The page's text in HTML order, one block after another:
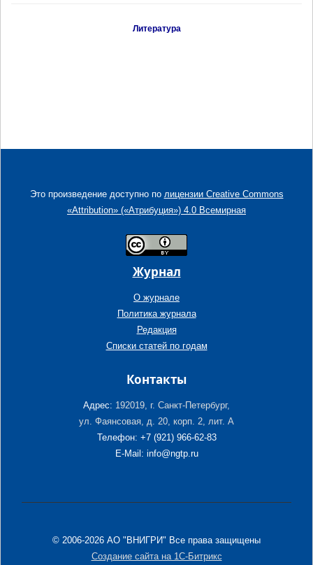
Литература
Это произведение доступно по лицензии Creative Commons
«Attribution» («Атрибуция») 4.0 Всемирная
Журнал
О журнале
Политика журнала
Редакция
Списки статей по годам
Контакты
Адрес: 192019, г. Санкт-Петербург,
ул. Фаянсовая, д. 20, корп. 2, лит. А
Телефон: +7 (921) 966-62-83
E-Mail: info@ngtp.ru
© 2006-2026 АО "ВНИГРИ" Все права защищены
Создание сайта на 1С-Битрикс